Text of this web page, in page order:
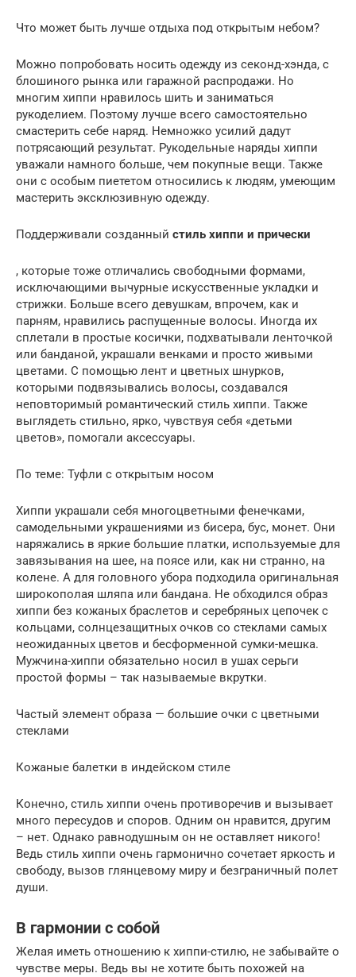
Что может быть лучше отдыха под открытым небом?
Можно попробовать носить одежду из секонд-хэнда, с
блошиного рынка или гаражной распродажи. Но
многим хиппи нравилось шить и заниматься
рукоделием. Поэтому лучше всего самостоятельно
смастерить себе наряд. Немножко усилий дадут
потрясающий результат. Рукодельные наряды хиппи
уважали намного больше, чем покупные вещи. Также
они с особым пиететом относились к людям, умеющим
мастерить эксклюзивную одежду.
Поддерживали созданный стиль хиппи и прически
, которые тоже отличались свободными формами,
исключающими вычурные искусственные укладки и
стрижки. Больше всего девушкам, впрочем, как и
парням, нравились распущенные волосы. Иногда их
сплетали в простые косички, подхватывали ленточкой
или банданой, украшали венками и просто живыми
цветами. С помощью лент и цветных шнурков,
которыми подвязывались волосы, создавался
неповторимый романтический стиль хиппи. Также
выглядеть стильно, ярко, чувствуя себя «детьми
цветов», помогали аксессуары.
По теме: Туфли с открытым носом
Хиппи украшали себя многоцветными фенечками,
самодельными украшениями из бисера, бус, монет. Они
наряжались в яркие большие платки, используемые для
завязывания на шее, на поясе или, как ни странно, на
колене. А для головного убора подходила оригинальная
широкополая шляпа или бандана. Не обходился образ
хиппи без кожаных браслетов и серебряных цепочек с
кольцами, солнцезащитных очков со стеклами самых
неожиданных цветов и бесформенной сумки-мешка.
Мужчина-хиппи обязательно носил в ушах серьги
простой формы – так называемые вкрутки.
Частый элемент образа — большие очки с цветными
стеклами
Кожаные балетки в индейском стиле
Конечно, стиль хиппи очень противоречив и вызывает
много пересудов и споров. Одним он нравится, другим
– нет. Однако равнодушным он не оставляет никого!
Ведь стиль хиппи очень гармонично сочетает яркость и
свободу, вызов глянцевому миру и безграничный полет
души.
В гармонии с собой
Желая иметь отношению к хиппи-стилю, не забывайте о
чувстве меры. Ведь вы не хотите быть похожей на